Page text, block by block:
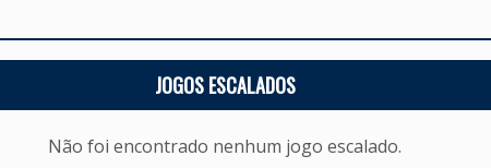
JOGOS ESCALADOS
Não foi encontrado nenhum jogo escalado.